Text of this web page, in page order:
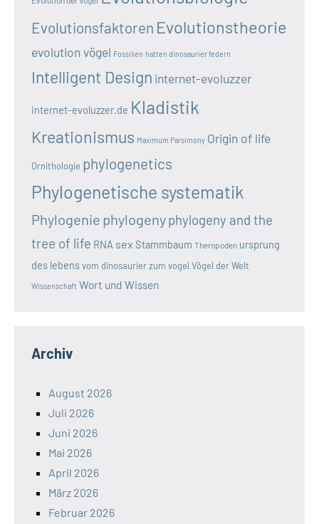
Evolutionsfaktoren Evolutionstheorie
evolution vögel Fossilien hatten dinosaurier federn
Intelligent Design internet-evoluzzer
internet-evoluzzer.de Kladistik
Kreationismus Maximum Parsimony Origin of life
Ornithologie phylogenetics
Phylogenetische systematik
Phylogenie phylogenyphylogeny and the
tree of life RNA sex Stammbaum Theropoden ursprung
des lebensvom dinosaurier zum vogel Vögel der Welt
Wissenschaft Wort und Wissen
Archiv
August 2026
Juli 2026
Juni 2026
Mai 2026
April 2026
März 2026
Februar 2026